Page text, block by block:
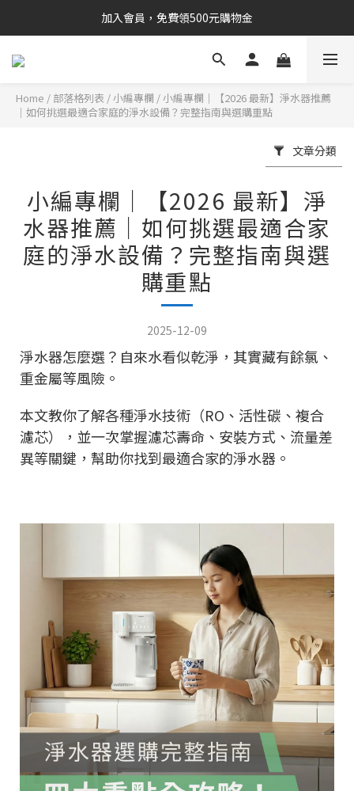
加入會員，免費領500元購物金
Home / 部落格列表 /小編專欄 /小編專欄｜【2026 最新】淨水器推薦
｜如何挑選最適合家庭的淨水設備？完整指南與選購重點
文章分類
小編專欄｜【2026 最新】淨
水器推薦｜如何挑選最適合家
庭的淨水設備？完整指南與選
購重點
2025-12-09
淨水器怎麼選？自來水看似乾淨，其實藏有餘氯、
重金屬等風險。
本文教你了解各種淨水技術（RO、活性碳、複合
濾芯），並一次掌握濾芯壽命、安裝方式、流量差
異等關鍵，幫助你找到最適合家的淨水器。